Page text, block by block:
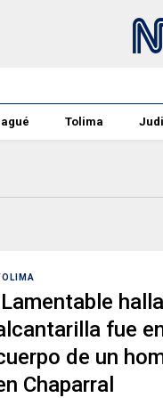
Tolima
fue
de un
Chaparral